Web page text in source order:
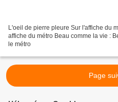
L'oeil de pierre pleure Sur l'affiche du
affiche du métro Beau comme la vie :
le métro
Page